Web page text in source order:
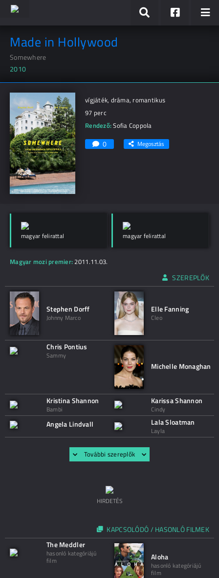
Made in Hollywood
Somewhere
2010
vígjáték, dráma, romantikus
97 perc
Rendező:Sofia Coppola
0 Megosztás
magyar felirattal magyar felirattal
Magyar mozi premier: 2011.11.03.
SZEREPLŐK
Stephen Dorff
Johnny Marco
Elle Fanning
Cleo
Chris Pontius
Sammy
Michelle Monaghan
Kristina Shannon
Bambi
Karissa Shannon
Cindy
Angela Lindvall Lala Sloatman
Layla
További szereplők
HIRDETÉS
KAPCSOLÓDÓ / HASONLÓ FILMEK
The Meddler
hasonló kategóriájú
film Aloha
hasonló kategóriájú
film